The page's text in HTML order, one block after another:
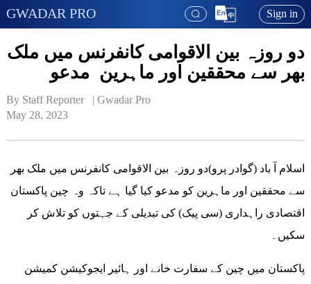
GWADAR PRO Sign in
دو روزہ بین الاقوامی کانفرنس میں ملک
بھر سے محققین اور ماہرین مدعو
By Staff Reporter   | Gwadar Pro
May 28, 2023
اسلام آ باد (گوادر پرو)دو روزہ بین الاقوامی کانفرنس میں ملک بھر
سے محققین اور ماہرین کو مدعو کیا گیا ہے تاکہ وہ چین پاکستان
اقتصادی راہداری (سی پیک) کی تبدیلی کے جہتوں کو تلاش کر
سکیں۔
پاکستان میں چین کے سفارت خانے اور ہائیر ایجوکیشن کمیشن